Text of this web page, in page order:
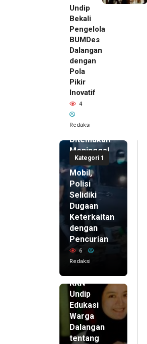
Undip
Bekali
Pengelola
BUMDes
Dalangan
dengan
Pola
Pikir
Inovatif
4
Redaksi
Kategori 1
16 jam lalu
Pemilik
Royal
Phone
Ditemukan
Meninggal
di Dalam
Mobil,
Polisi
Selidiki
Dugaan
Keterkaitan
dengan
Pencurian
6
Redaksi
KKN
Undip
Edukasi
Warga
Dalangan
tentang